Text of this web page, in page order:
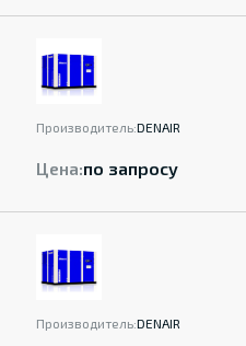
Производитель:DENAIR
Цена:по запросу
Производитель:DENAIR